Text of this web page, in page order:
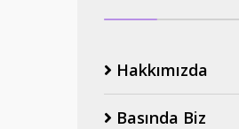
Hakkımızda
Basında Biz